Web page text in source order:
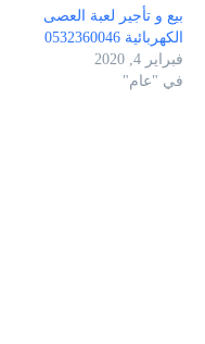
بيع و تأجير لعبة العصى
الكهربائية 0532360046
فبراير 4, 2020
في "عام"